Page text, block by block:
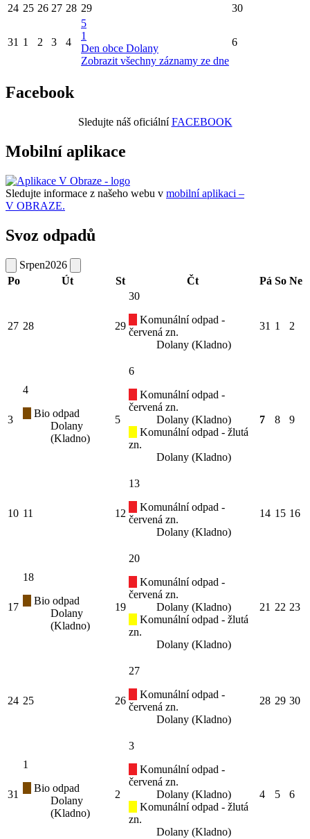
24 25 26 27 28 29 30
31 1 2 3 4
5
1
Den obce Dolany
Zobrazit všechny záznamy ze dne
6
Facebook
Sledujte náš oficiálníFACEBOOK
Mobilní aplikace
Sledujte informace z našeho webu v mobilní aplikaci –
V OBRAZE.
Svoz odpadů
Srpen2026
Po
Út St Čt Pá So Ne
27 28 29
30
Komunální odpad -
červená zn.
Dolany (Kladno)
31 1 2
3
4
Bio odpad
Dolany
(Kladno)
5
6
Komunální odpad -
červená zn.
Dolany (Kladno)
Komunální odpad - žlutá
zn.
Dolany (Kladno)
7 8 9
10 11 12
13
Komunální odpad -
červená zn.
Dolany (Kladno)
14 15 16
17
18
Bio odpad
Dolany
(Kladno)
19
20
Komunální odpad -
červená zn.
Dolany (Kladno)
Komunální odpad - žlutá
zn.
Dolany (Kladno)
21 22 23
24 25 26
27
Komunální odpad -
červená zn.
Dolany (Kladno)
28 29 30
31
1
Bio odpad
Dolany
(Kladno)
2
3
Komunální odpad -
červená zn.
Dolany (Kladno)
Komunální odpad - žlutá
zn.
Dolany (Kladno)
4 5 6